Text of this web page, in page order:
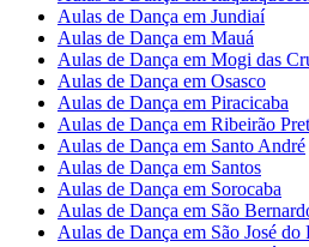
Aulas de Dança em Jundiaí
Aulas de Dança em Mauá
Aulas de Dança em Mogi das
Aulas de Dança em Osasco
Aulas de Dança em Piracicaba
Aulas de Dança em Ribeirão
Aulas de Dança em Santo André
Aulas de Dança em Santos
Aulas de Dança em Sorocaba
Aulas de Dança em São
Aulas de Dança em São José do